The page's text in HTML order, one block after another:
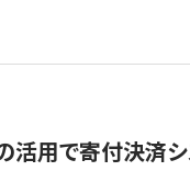
活用で寄付決済